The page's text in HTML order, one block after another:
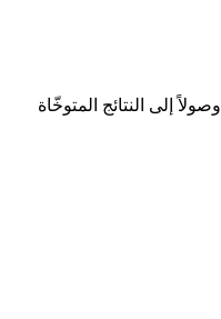
إلى النتائج المتوخّاة